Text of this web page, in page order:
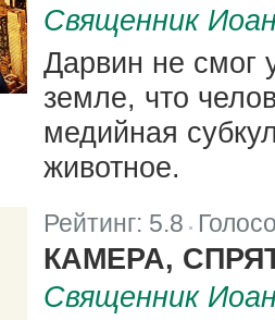
Священник
Дарвин не смог
земле, что
медийная
животное.
Рейтинг: 5.8 |
КАМЕРА,
Священник